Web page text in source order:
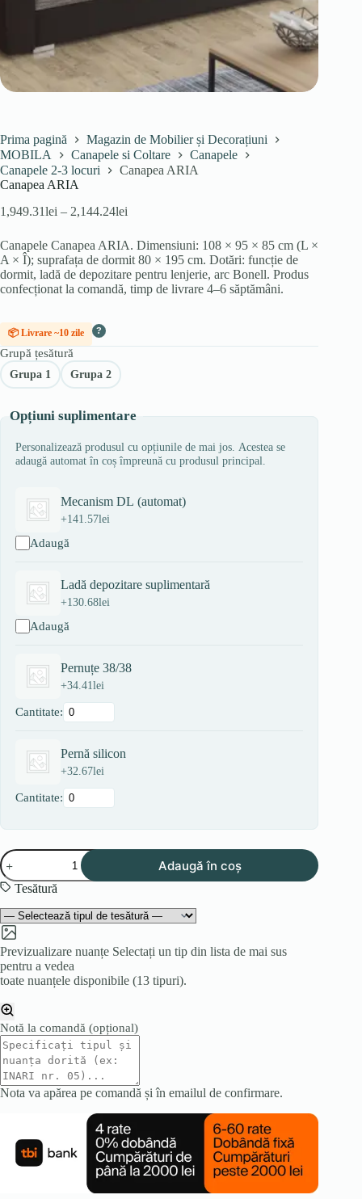
Prima pagină
Magazin de Mobilier și Decorațiuni
MOBILA
Canapele si Coltare
Canapele
Canapele 2-3 locuri
Canapea ARIA
Canapea ARIA
1,949.31lei – 2,144.24lei
prețuri:
1,949.31lei
până
la
2,144.24lei
Canapele Canapea ARIA. Dimensiuni: 108 × 95 × 85 cm (L ×
A × Î); suprafața de dormit 80 × 195 cm. Dotări: funcție de
dormit, ladă de depozitare pentru lenjerie, arc Bonell. Produs
confecționat la comandă, timp de livrare 4–6 săptămâni.
📦 Livrare ~10 zile ?
Grupă țesătură
Grupa 1 Grupa 2
Opțiuni suplimentare
Personalizează produsul cu opțiunile de mai jos. Acestea se
adaugă automat în coș împreună cu produsul principal.
Mecanism DL (automat)
+141.57lei
Adaugă
Ladă depozitare suplimentară
+130.68lei
Adaugă
Pernuțe 38/38
+34.41lei
Cantitate:
Pernă silicon
+32.67lei
Cantitate:
Cantitate
Canapea
ARIA
Adaugă în coș
Tesătură
Previzualizare nuanțe Selectați un tip din lista de mai sus
pentru a vedea
toate nuanțele disponibile (13 tipuri).
Notă la comandă (opțional)
Nota va apărea pe comandă și în emailul de confirmare.